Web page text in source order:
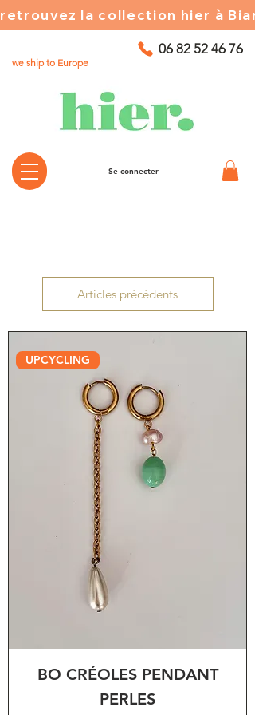
06 82 52 46 76
Se connecter
we ship to Europe
retrouvez la collection hier à
Articles précédents
UPCYCLING
BO CRÉOLES PENDANT
PERLES